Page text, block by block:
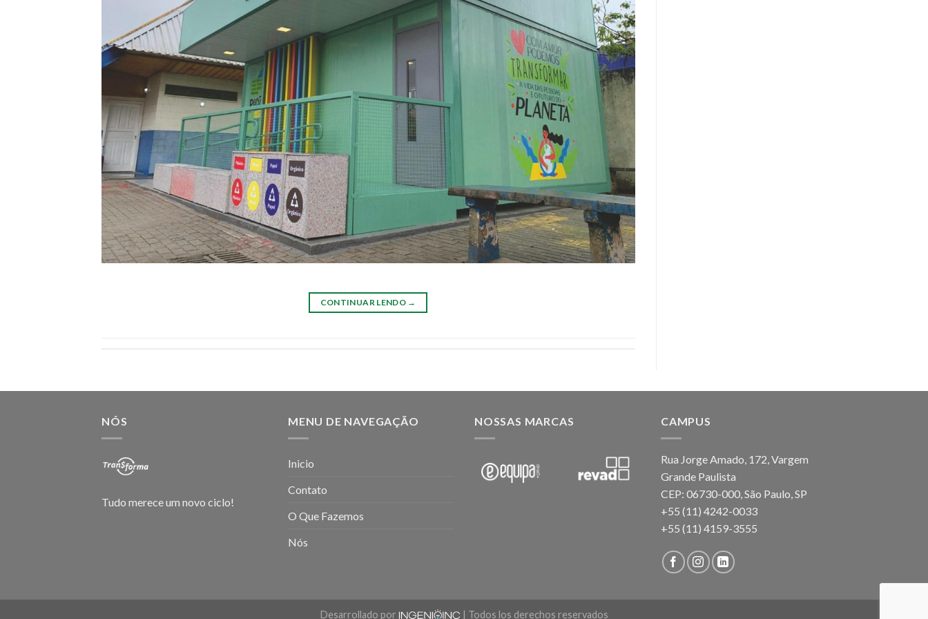
CONTINUAR LENDO →
NÓS
Tudo merece um novo ciclo!
MENU DE NAVEGAÇÃO
Inicio
Contato
O Que Fazemos
Nós
NOSSAS MARCAS CAMPUS
Rua Jorge Amado, 172, Vargem
Grande Paulista
CEP: 06730-000, São Paulo, SP
+55 (11) 4242-0033
+55 (11) 4159-3555
Desarrollado por | Todos los derechos reservados